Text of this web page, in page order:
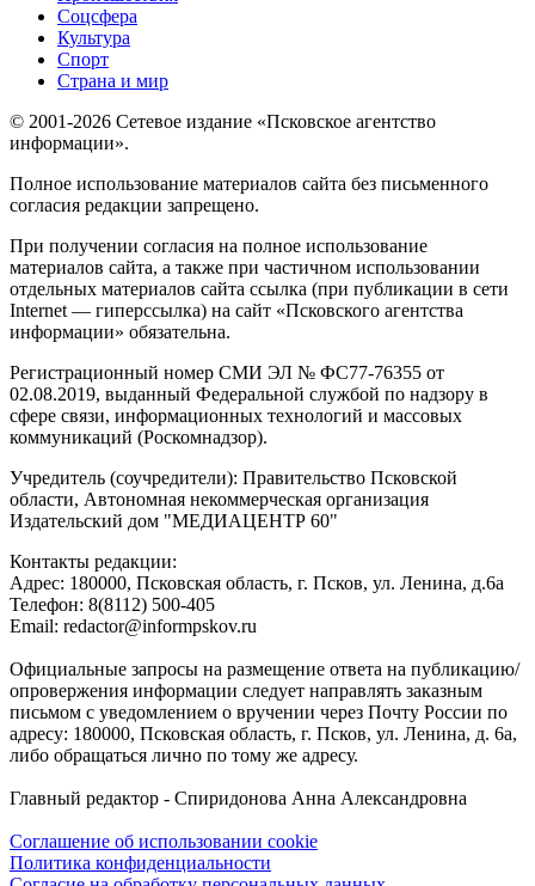
Соцсфера
Культура
Спорт
Страна и мир
© 2001-2026 Сетевое издание «Псковское агентство
информации».
Полное использование материалов сайта без письменного
согласия редакции запрещено.
При получении согласия на полное использование
материалов сайта, а также при частичном использовании
отдельных материалов сайта ссылка (при публикации в сети
Internet — гиперссылка) на сайт «Псковского агентства
информации» обязательна.
Регистрационный номер СМИ ЭЛ № ФС77-76355 от
02.08.2019, выданный Федеральной службой по надзору в
сфере связи, информационных технологий и массовых
коммуникаций (Роскомнадзор).
Учредитель (соучредители): Правительство Псковской
области, Автономная некоммерческая организация
Издательский дом "МЕДИАЦЕНТР 60"
Контакты редакции:
Адреc: 180000, Псковская область, г. Псков, ул. Ленина, д.6а
Телефон: 8(8112) 500-405
Email: redactor@informpskov.ru
Официальные запросы на размещение ответа на публикацию/
опровержения информации следует направлять заказным
письмом с уведомлением о вручении через Почту России по
адресу: 180000, Псковская область, г. Псков, ул. Ленина, д. 6а,
либо обращаться лично по тому же адресу.
Главный редактор - Спиридонова Анна Александровна
Соглашение об использовании cookie
Политика конфиденциальности